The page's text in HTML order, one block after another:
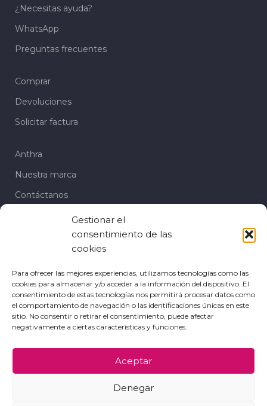
Gestionar el
consentimiento de las
cookies
Para ofrecer las mejores experiencias, utilizamos tecnologías como las
cookies para almacenar y/o acceder a la información del dispositivo. El
consentimiento de estas tecnologías nos permitirá procesar datos como
el comportamiento de navegación o las identificaciones únicas en este
sitio. No consentir o retirar el consentimiento, puede afectar
negativamente a ciertas características y funciones.
Aceptar
Denegar
¿Necesitas ayuda?
WhatsApp
Preguntas frecuentes
Comprar
Devoluciones
Solicitar factura
Anthra
Nuestra marca
Contáctanos
Zapatos de fiesta
Mocasín
Bailarinas